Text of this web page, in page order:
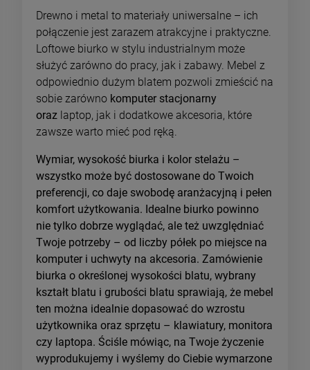
Drewno i metal to materiały uniwersalne – ich
połączenie jest zarazem atrakcyjne i praktyczne.
Loftowe biurko w stylu industrialnym może
służyć zarówno do pracy, jak i zabawy. Mebel z
odpowiednio dużym blatem pozwoli zmieścić na
sobie zarówno komputer stacjonarny
oraz laptop, jak i dodatkowe akcesoria, które
zawsze warto mieć pod ręką.
Wymiar, wysokość biurka i kolor stelażu –
wszystko może być dostosowane do Twoich
preferencji, co daje swobodę aranżacyjną i pełen
komfort użytkowania. Idealne biurko powinno
nie tylko dobrze wyglądać, ale też uwzględniać
Twoje potrzeby – od liczby półek po miejsce na
komputer i uchwyty na akcesoria. Zamówienie
biurka o określonej wysokości blatu, wybrany
kształt blatu i grubości blatu sprawiają, że mebel
ten można idealnie dopasować do wzrostu
użytkownika oraz sprzętu – klawiatury, monitora
czy laptopa. Ściśle mówiąc, na Twoje życzenie
wyprodukujemy i wyślemy do Ciebie wymarzone